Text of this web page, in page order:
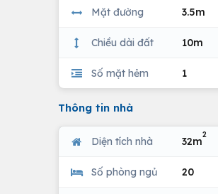
Mặt đường 3.5m
Chiều dài đất 10m
Số mặt hẻm 1
Thông tin nhà
Diện tích nhà 32m
2
Số phòng ngủ 20